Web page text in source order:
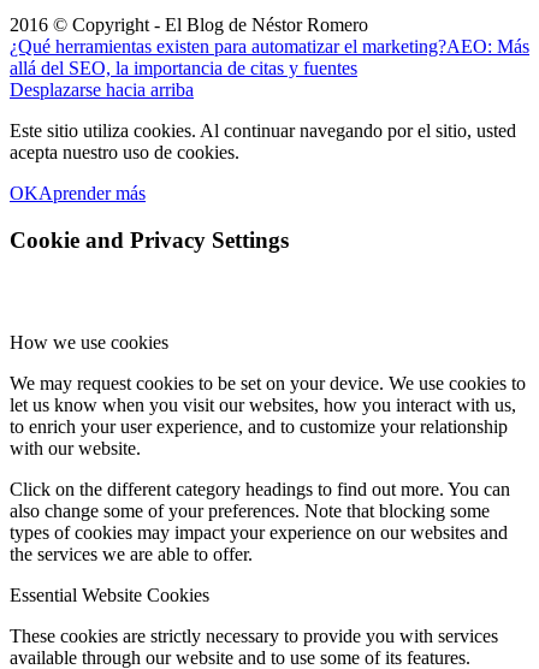
2016 © Copyright - El Blog de Néstor Romero
¿Qué herramientas existen para automatizar el marketing?AEO: Más
allá del SEO, la importancia de citas y fuentes
Desplazarse hacia arriba
Este sitio utiliza cookies. Al continuar navegando por el sitio, usted
acepta nuestro uso de cookies.
OKAprender más
Cookie and Privacy Settings
How we use cookies
We may request cookies to be set on your device. We use cookies to
let us know when you visit our websites, how you interact with us,
to enrich your user experience, and to customize your relationship
with our website.
Click on the different category headings to find out more. You can
also change some of your preferences. Note that blocking some
types of cookies may impact your experience on our websites and
the services we are able to offer.
Essential Website Cookies
These cookies are strictly necessary to provide you with services
available through our website and to use some of its features.